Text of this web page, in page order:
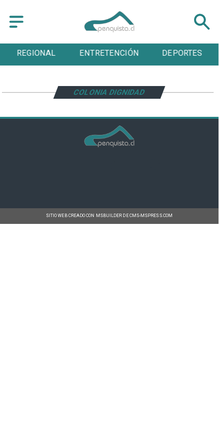
REGIONAL ENTRETENCIÓN DEPORTES
COLONIA DIGNIDAD
SITIO WEB CREADO CON MSBUILDER DE CMS-MSPRESS.COM